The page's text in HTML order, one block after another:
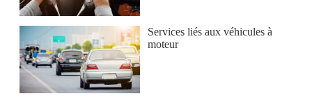
Services liés aux véhicules à
moteur